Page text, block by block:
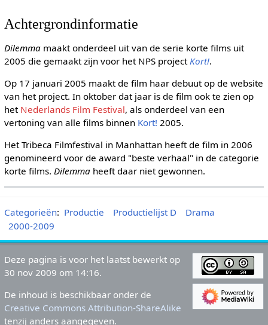
Achtergrondinformatie
Dilemmamaakt onderdeel uit van de serie korte films uit
2005 die gemaakt zijn voor het NPS project Kort!.
Op 17 januari 2005 maakt de film haar debuut op de website
van het project. In oktober dat jaar is de film ook te zien op
het Nederlands Film Festival, als onderdeel van een
vertoning van alle films binnen Kort! 2005.
Het Tribeca Filmfestival in Manhattan heeft de film in 2006
genomineerd voor de award "beste verhaal" in de categorie
korte films. Dilemmaheeft daar niet gewonnen.
Categorieën: Productie Productielijst D
Drama
2000-2009
Deze pagina is voor het laatst bewerkt op
30 nov 2009 om 14:16.
De inhoud is beschikbaar onder de
Creative Commons Attribution-ShareAlike
tenzij anders aangegeven.